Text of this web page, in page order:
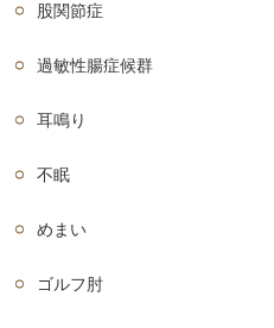
股関節症
過敏性腸症候群
耳鳴り
不眠
めまい
ゴルフ肘